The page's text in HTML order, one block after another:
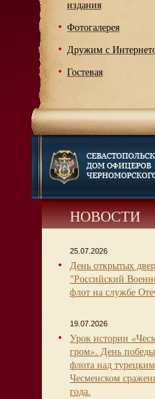
издания
Фотогалерея
Дружим с
Гостевая
НОВОСТИ
25.07.2026
День открытых
"Российский
флот на службе
19.07.2026
Урок истории
гром». День победы
флота над
Чесменском
года.